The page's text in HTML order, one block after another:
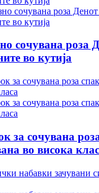
сочувана роза
во кутија
за сочувана
во висока